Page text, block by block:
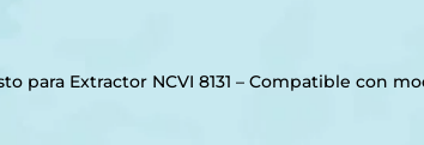
para Extractor NCVI 8131 – Compatible con